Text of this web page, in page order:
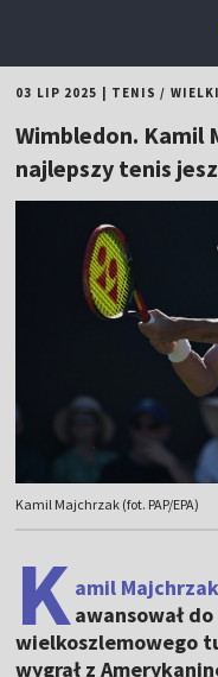
03 LIP 2025 TENIS /
Wimbledon. Kamil
najlepszy tenis
Kamil Majchrzak (fot. PAP/EPA)
Kamil Majchrzak
awansował
wielkoszlemowego
wygrał z